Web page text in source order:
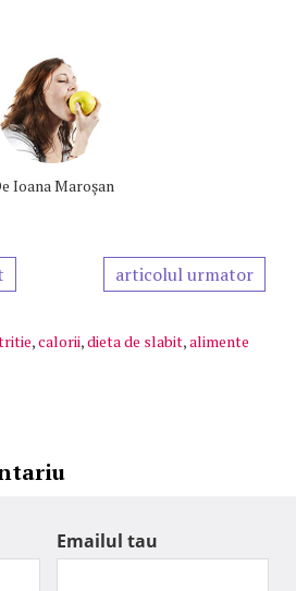
Ioana Maroşan
articolul urmator
,calorii,dieta de slabit,alimente
Emailul tau